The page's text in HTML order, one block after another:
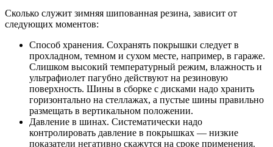
Сколько служит зимняя шипованная резина, зависит от
следующих моментов:
Способ хранения. Сохранять покрышки следует в
прохладном, темном и сухом месте, например, в гараже.
Слишком высокий температурный режим, влажность и
ультрафиолет пагубно действуют на резиновую
поверхность. Шины в сборке с дисками надо хранить
горизонтально на стеллажах, а пустые шины правильно
размещать в вертикальном положении.
Давление в шинах. Систематически надо
контролировать давление в покрышках — низкие
показатели негативно скажутся на сроке применения.